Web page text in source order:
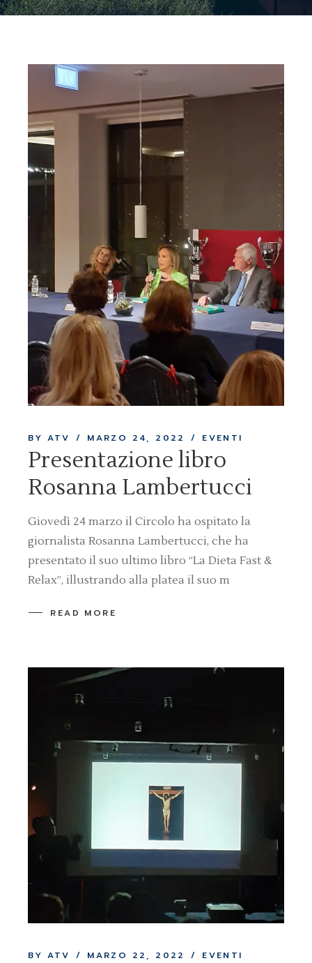
BY ATV MARZO 24, 2022 EVENTI
Presentazione libro
Rosanna Lambertucci
Giovedì 24 marzo il Circolo ha ospitato la
giornalista Rosanna Lambertucci, che ha
presentato il suo ultimo libro “La Dieta Fast &
Relax”, illustrando alla platea il suo m
READ MORE
BY ATV MARZO 22, 2022 EVENTI